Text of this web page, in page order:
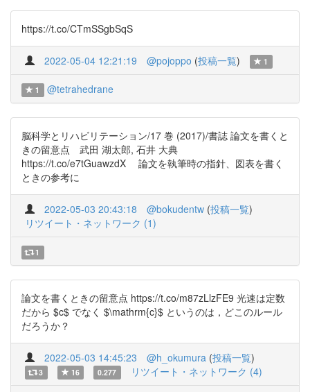
https://t.co/CTmSSgbSqS
2022-05-04 12:21:19 @pojoppo (投稿一覧) 1
1 @tetrahedrane
脳科学とリハビリテーション/17 巻 (2017)/書誌 論文を書くと
きの留意点 武田 湖太郎, 石井 大典
https://t.co/e7tGuawzdX 論文を執筆時の指針、図表を書く
ときの参考に
2022-05-03 20:43:18 @bokudentw (投稿一覧)
リツイート・ネットワーク (1)
1
論文を書くときの留意点 https://t.co/m87zLlzFE9 光速は定数
だから $c$ でなく $\mathrm{c}$ というのは，どこのルール
だろうか？
2022-05-03 14:45:23 @h_okumura (投稿一覧)
3 16 0.277 リツイート・ネットワーク (4)